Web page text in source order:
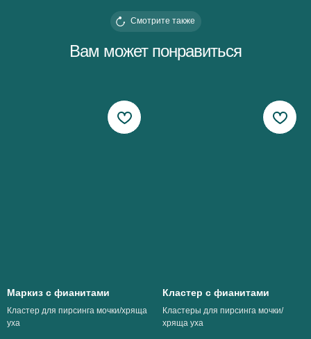
Вам может понравиться
Смотрите также
Маркиз с фианитами
Кластер для пирсинга мочки/хряща
уха
Кластер с фианитами
Кластеры для пирсинга мочки/
хряща уха